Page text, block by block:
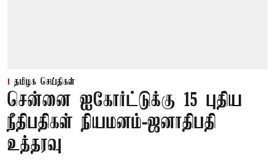
தமிழக செய்திகள்
சென்னை ஐகோர்ட்டுக்கு 15 புதிய
நீதிபதிகள் நியமனம்-ஜனாதிபதி
உத்தரவு